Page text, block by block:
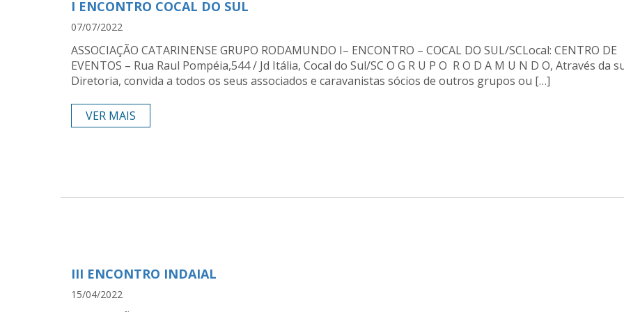
I ENCONTRO COCAL DO SUL
07/07/2022
ASSOCIAÇÃO CATARINENSE GRUPO RODAMUNDO I– ENCONTRO – COCAL DO SUL/SCLocal: CENTRO DE
EVENTOS – Rua Raul Pompéia,544 / Jd Itália, Cocal do Sul/SC O G R U P O R O D A M U N D O, Através da
Diretoria, convida a todos os seus associados e caravanistas sócios de outros grupos ou […]
VER MAIS
III ENCONTRO INDAIAL
15/04/2022